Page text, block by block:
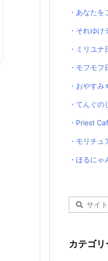
・あなたを
・それゆけ
・ミリユナ
・モフモフ
・おやす
・てんぐの
・Priest
・モリチ
・ほるに
カテゴリ